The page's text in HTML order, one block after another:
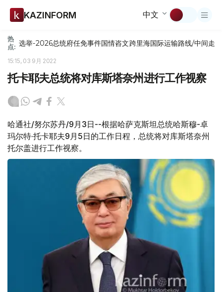
KAZINFORM 中文
热
点: 选举-2026总统府任免事件国情咨文跨里海国际运输路线/中间走廊
15:15, 03 9月 2022
托卡耶夫总统将对库斯塔奈州进行工作视察
哈通社/努尔苏丹/9月3日--根据哈萨克斯坦总统哈斯穆-卓
玛尔特·托卡耶夫9月5日的工作日程，总统将对库斯塔奈州
托尔盖进行工作视察。